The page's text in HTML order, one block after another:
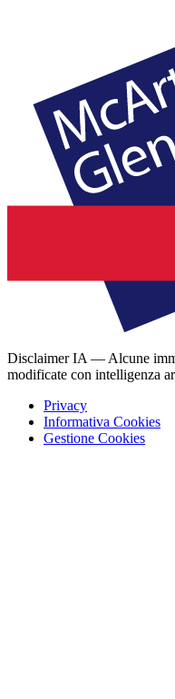
Disclaimer IA — Alcune
modificate con intelligenza
Privacy
Informativa Cookies
Gestione Cookies